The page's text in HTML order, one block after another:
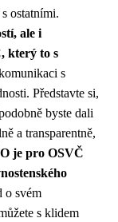
ostatními.
ale i
který to s
s
Představte si,
byste dali
a transparentně,
je pro OSVČ
o svém
s klidem